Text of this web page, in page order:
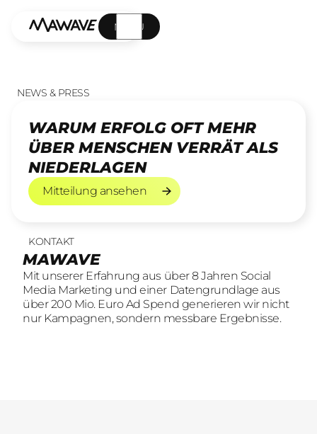
MENÜ
NEWS & PRESS
WARUM ERFOLG OFT MEHR
ÜBER MENSCHEN VERRÄT ALS
NIEDERLAGEN
Mitteilung ansehen
Mitteilung ansehen
KONTAKT
MAWAVE
Mit unserer Erfahrung aus über 8 Jahren Social
Media Marketing und einer Datengrundlage aus
über 200 Mio. Euro Ad Spend generieren wir nicht
nur Kampagnen, sondern messbare Ergebnisse.
UNSERE LEISTUNGEN
SOCIAL LEAD AGENTUR
Mit unserer Erfahrung aus über 8 Jahren Social
Media Marketing und einer Datengrundlage aus
über 200 Mio. Euro Ad Spend generieren wir nicht
nur Kampagnen, sondern messbare Ergebnisse.
23 offene Stellen
KOMM INS TEAM
Wir sind auf der Suche nach motivierten und
engagierten Menschen, die mit kreativen Ideen
und LeidenschaftConsumer Brands auf Social
übersetzen.